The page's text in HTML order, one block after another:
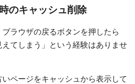
のキャッシュ削除
ラウザの戻るボタンを押したら
えてしまう」という経験はありませ
ページをキャッシュから表示して